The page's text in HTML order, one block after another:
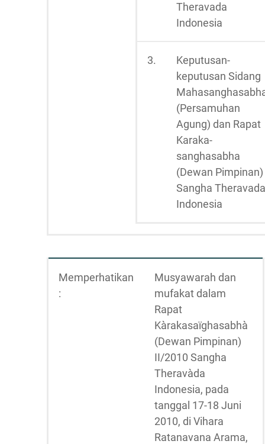
Theravada
Indonesia
3.
Keputusan-
keputusan Sidang
(Persamuhan
Agung) dan Rapat
Karaka-
sanghasabha
(Dewan Pimpinan)
Sangha Theravada
Indonesia
Memperhatikan
:
Musyawarah dan
mufakat dalam
Rapat
Kàrakasaïghasabhà
(Dewan Pimpinan)
II/2010 Sangha
Theravàda
Indonesia, pada
tanggal 17-18 Juni
2010, di Vihara
Ratanavana Arama,